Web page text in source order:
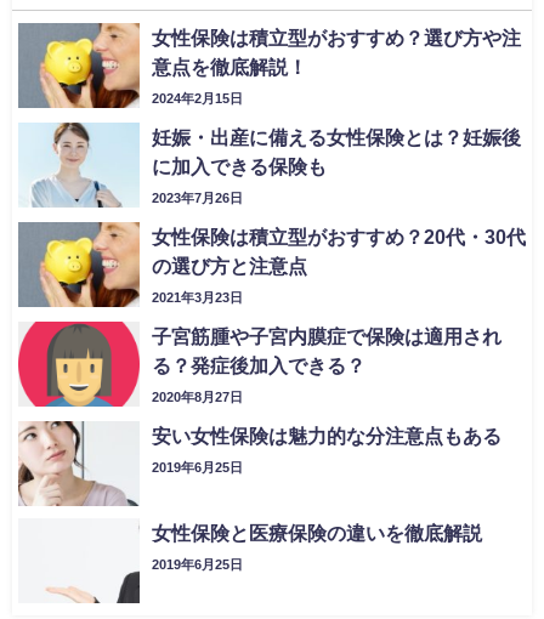
女性保険は積立型がおすすめ？選び方や注
意点を徹底解説！
2024年2月15日
妊娠・出産に備える女性保険とは？妊娠後
に加入できる保険も
2023年7月26日
女性保険は積立型がおすすめ？20代・30代
の選び方と注意点
2021年3月23日
子宮筋腫や子宮内膜症で保険は適用され
る？発症後加入できる？
2020年8月27日
安い女性保険は魅力的な分注意点もある
2019年6月25日
女性保険と医療保険の違いを徹底解説
2019年6月25日